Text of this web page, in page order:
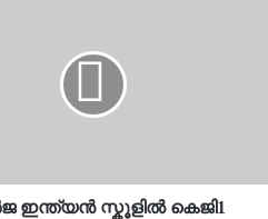
ഇന്ത്യൻ സ്കൂളിൽ കെജി1